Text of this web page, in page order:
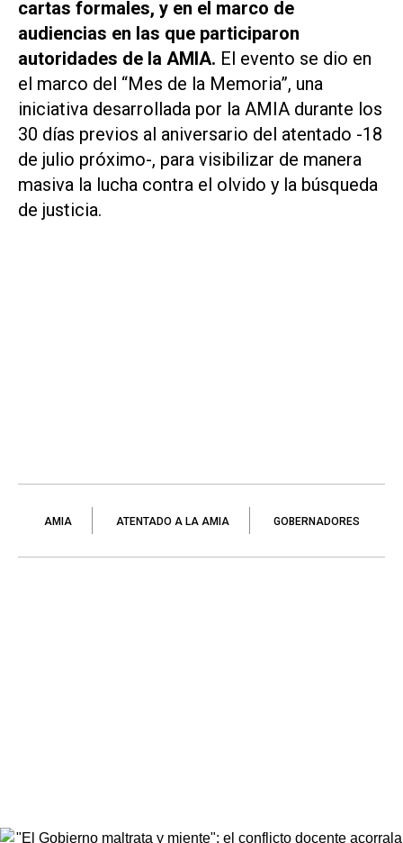
cartas formales, y en el marco de
audiencias en las que participaron
autoridades de la AMIA. El evento se dio en
el marco del “Mes de la Memoria”, una
iniciativa desarrollada por la AMIA durante los
30 días previos al aniversario del atentado -18
de julio próximo-, para visibilizar de manera
masiva la lucha contra el olvido y la búsqueda
de justicia.
AMIA ATENTADO A LA AMIA GOBERNADORES